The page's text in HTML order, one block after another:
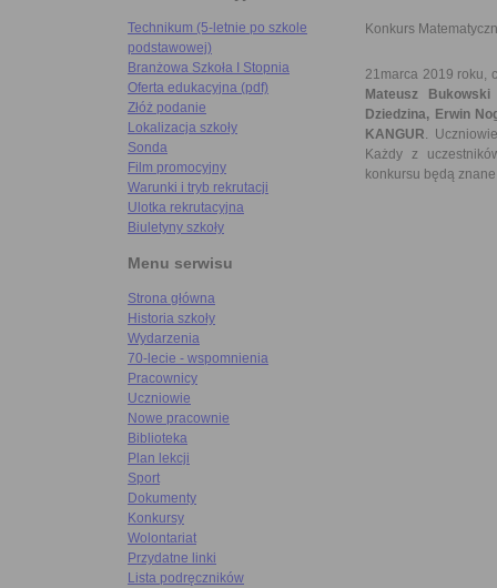
Technikum (5-letnie po szkole
podstawowej)
Branżowa Szkoła I Stopnia
Oferta edukacyjna (pdf)
Złóż podanie
Lokalizacja szkoły
Sonda
Film promocyjny
Warunki i tryb rekrutacji
Ulotka rekrutacyjna
Biuletyny szkoły
Menu serwisu
Strona główna
Historia szkoły
Wydarzenia
70-lecie - wspomnienia
Pracownicy
Uczniowie
Nowe pracownie
Biblioteka
Plan lekcji
Sport
Dokumenty
Konkursy
Wolontariat
Przydatne linki
Lista podręczników
Konkurs
21marca 2019 roku,
Mateusz Bukowskii
Dziedzina, Erwin
KANGUR.
Każdy z
konkursu będą